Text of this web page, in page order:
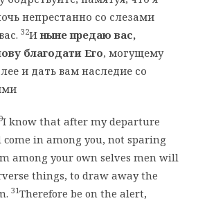
непрестанно со слезами
32Иныне предаю вас,
благодати Его, могущему
и дать вам наследие со
I know that after my departure
in among you, not sparing
among your own selves men will
things, to draw away the
31Therefore be on the alert,